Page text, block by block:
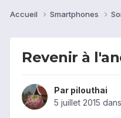
Accueil Smartphones
Revenir à
Par pilouthai
5 juillet 2015 dans